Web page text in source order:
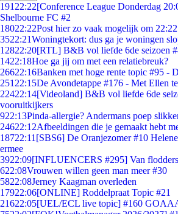
191 22:22[Conference League Donderdag
Shelbourne FC #2
18022:22Post hier zo vaak mogelijk om
3522:21Woningtekort: dus ga je woningen
12822:20[RTL] B&B vol liefde 6de seizoen
1422:18Hoe ga jij om met een relatiebreuk?
26622:16Banken met hoge rente topic #95 -
251 22:15De Avondetappe #176 - Met Ellen
22422:14[Videoland] B&B vol liefde 6de
vooruitkijkers
922:13Pinda-allergie? Andermans poep
24622:12Afbeeldingen die je gemaakt hebt
18722:11 [SBS6] De Oranjezomer #10
ermee
3922:09[INFLUENCERS #295] Van
622:08Vrouwen willen geen man meer #30
5822:08Jerney Kaagman overleden
17922:06[ONLINE] Roddelpraat Topic #21
21622:05[UEL/ECL live topic] #160